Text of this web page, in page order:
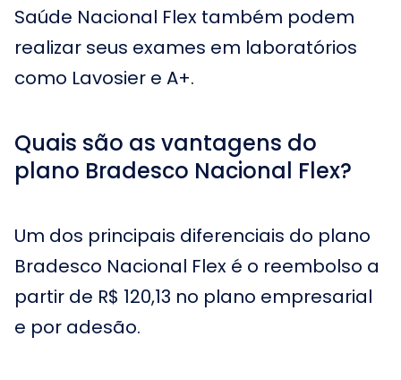
Saúde Nacional Flex também podem
realizar seus exames em laboratórios
como Lavosier e A+.
Quais são as vantagens do
plano Bradesco Nacional Flex?
Um dos principais diferenciais do plano
Bradesco Nacional Flex é o reembolso a
partir de R$ 120,13 no plano empresarial
e por adesão.